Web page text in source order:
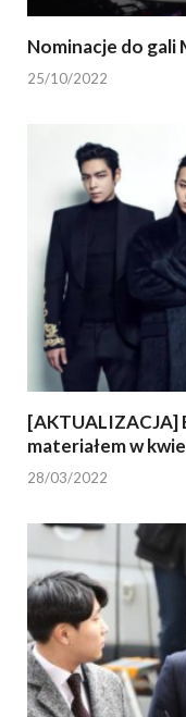
Nominacje do gali
25/10/2022
[AKTUALIZACJA]
materiałem w
28/03/2022